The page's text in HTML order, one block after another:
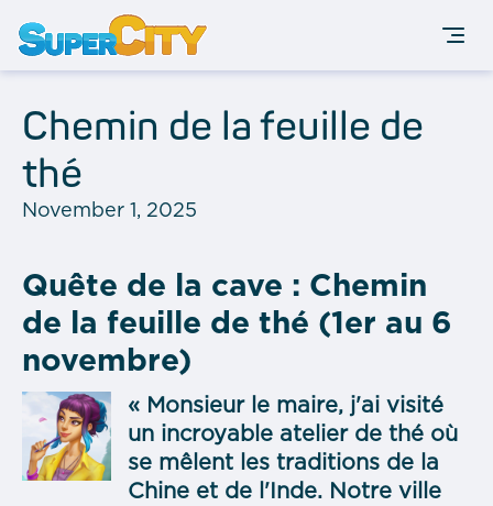
Chemin de la feuille de
thé
November 1, 2025
Quête de la cave : Chemin
de la feuille de thé (1er au 6
novembre)
« Monsieur le maire, j'ai visité
un incroyable atelier de thé où
se mêlent les traditions de la
Chine et de l'Inde. Notre ville